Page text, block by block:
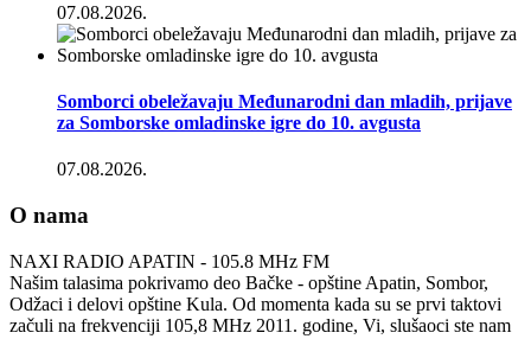
07.08.2026.
Somborci obeležavaju Međunarodni dan mladih, prijave
za Somborske omladinske igre do 10. avgusta
07.08.2026.
O nama
NAXI RADIO APATIN - 105.8 MHz FM
Našim talasima pokrivamo deo Bačke - opštine Apatin, Sombor,
Odžaci i delovi opštine Kula. Od momenta kada su se prvi taktovi
začuli na frekvenciji 105,8 MHz 2011. godine, Vi, slušaoci ste nam